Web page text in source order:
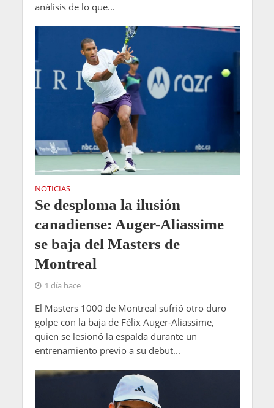
análisis de lo que...
NOTICIAS
Se desploma la ilusión
canadiense: Auger-Aliassime
se baja del Masters de
Montreal
1 día hace
El Masters 1000 de Montreal sufrió otro duro
golpe con la baja de Félix Auger-Aliassime,
quien se lesionó la espalda durante un
entrenamiento previo a su debut...